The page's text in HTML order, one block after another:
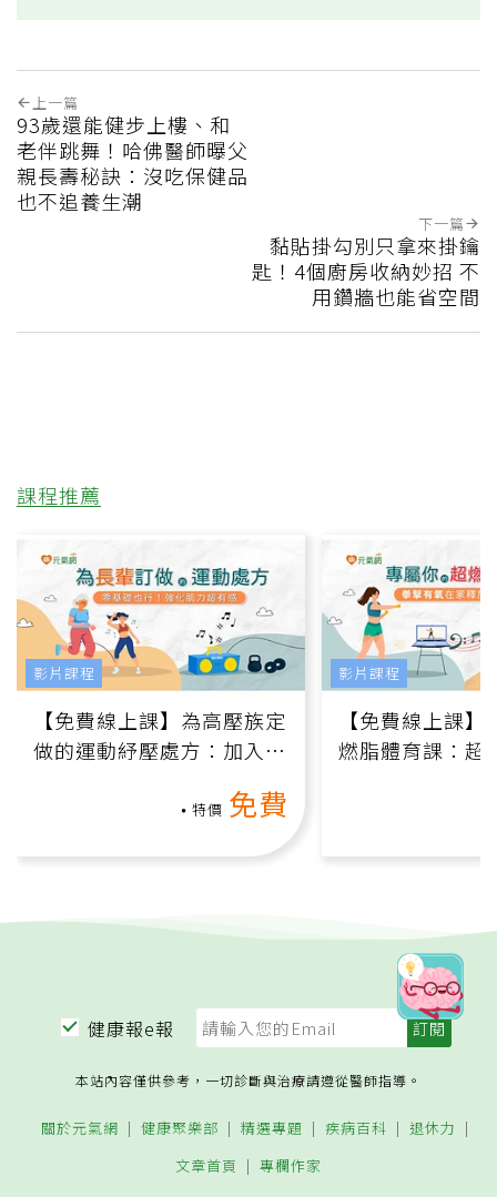
上一篇
93歲還能健步上樓、和
老伴跳舞！哈佛醫師曝父
親長壽秘訣：沒吃保健品
也不追養生潮
下一篇
黏貼掛勾別只拿來掛鑰
匙！4個廚房收納妙招 不
用鑽牆也能省空間
課程推薦
【免費線上課】為高壓族定
做的運動紓壓處方：加入行
特價 免費
影片課程
【免費線上課
燃脂體育課：超
影片課程
健康報e報
本站內容僅供參考，一切診斷與治療請遵從醫師指導。
關於元氣網 健康聚樂部 精選專題 疾病百科
退休力
文章首頁
專欄作家